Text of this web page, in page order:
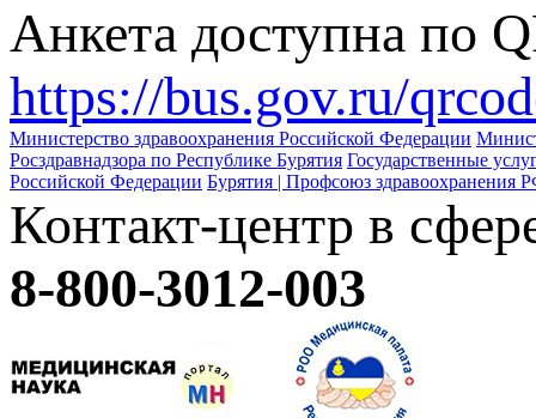
Анкета доступна по
https://bus.gov.ru/
Министерство здравоохранения Российской Федерации
Росздравнадзора по Республике Бурятия Государственные
Российской Федерации Бурятия | Профсоюз здравоохранения
Контакт-центр в
8-800-3012-003